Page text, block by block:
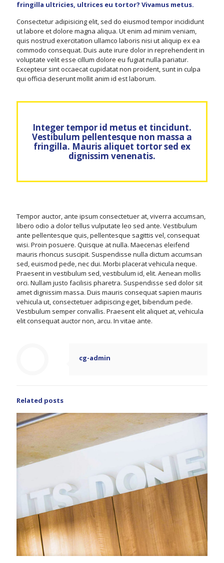
fringilla ultricies, ultrices eu tortor? Vivamus metus.
Consectetur adipisicing elit, sed do eiusmod tempor incididunt
ut labore et dolore magna aliqua. Ut enim ad minim veniam,
quis nostrud exercitation ullamco laboris nisi ut aliquip ex ea
commodo consequat. Duis aute irure dolor in reprehenderit in
voluptate velit esse cillum dolore eu fugiat nulla pariatur.
Excepteur sint occaecat cupidatat non proident, sunt in culpa
qui officia deserunt mollit anim id est laborum.
Integer tempor id metus et tincidunt.
Vestibulum pellentesque non massa a
fringilla. Mauris aliquet tortor sed ex
dignissim venenatis.
Tempor auctor, ante ipsum consectetuer at, viverra accumsan,
libero odio a dolor tellus vulputate leo sed ante. Vestibulum
ante pellentesque quis, pellentesque sagittis vel, consequat
wisi. Proin posuere. Quisque at nulla. Maecenas eleifend
mauris rhoncus suscipit. Suspendisse nulla dictum accumsan
sed, euismod pede, nec dui. Morbi placerat vehicula neque.
Praesent in vestibulum sed, vestibulum id, elit. Aenean mollis
orci. Nullam justo facilisis pharetra. Suspendisse sed dolor sit
amet dignissim massa. Duis mauris consequat sapien mauris
vehicula ut, consectetuer adipiscing eget, bibendum pede.
Vestibulum semper convallis. Praesent elit aliquet at, vehicula
elit consequat auctor non, arcu. In vitae ante.
cg-admin
Related posts